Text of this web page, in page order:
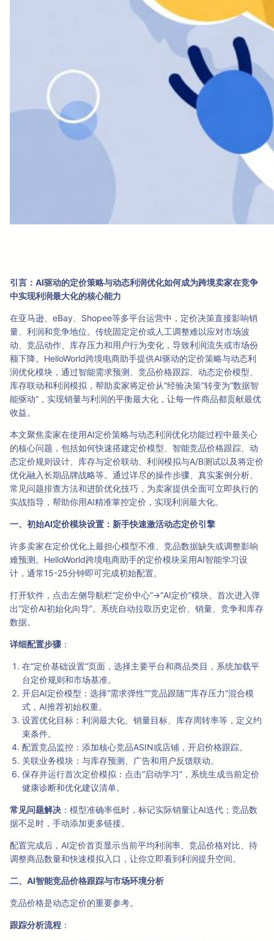
引言：AI驱动的定价策略与动态利润优化如何成为跨境卖家在竞争
中实现利润最大化的核心能力
在亚马逊、eBay、Shopee等多平台运营中，定价决策直接影响销
量、利润和竞争地位。传统固定定价或人工调整难以应对市场波
动、竞品动作、库存压力和用户行为变化，导致利润流失或市场份
额下降。HelloWorld跨境电商助手提供AI驱动的定价策略与动态利
润优化模块，通过智能需求预测、竞品价格跟踪、动态定价模型、
库存联动和利润模拟，帮助卖家将定价从“经验决策”转变为“数据智
能驱动”，实现销量与利润的平衡最大化，让每一件商品都贡献最优
收益。
本文聚焦卖家在使用AI定价策略与动态利润优化功能过程中最关心
的核心问题，包括如何快速搭建定价模型、智能竞品价格跟踪、动
态定价规则设计、库存与定价联动、利润模拟与A/B测试以及将定价
优化融入长期品牌战略等。通过详尽的操作步骤、真实案例分析、
常见问题排查方法和进阶优化技巧，为卖家提供全面可立即执行的
实战指导，帮助你用AI精准掌控定价，实现利润最大化。
一、初始AI定价模块设置：新手快速激活动态定价引擎
许多卖家在定价优化上最担心模型不准、竞品数据缺失或调整影响
难预测。HelloWorld跨境电商助手的定价模块采用AI智能学习设
计，通常15-25分钟即可完成初始配置。
打开软件，点击左侧导航栏“定价中心”→“AI定价”模块。首次进入弹
出“定价AI初始化向导”。系统自动拉取历史定价、销量、竞争和库存
数据。
详细配置步骤 ：
在“定价基础设置”页面，选择主要平台和商品类目，系统加载平
台定价规则和市场基准。
开启AI定价模型：选择“需求弹性”“竞品跟随”“库存压力”混合模
式，AI推荐初始权重。
设置优化目标：利润最大化、销量目标、库存周转率等，定义约
束条件。
配置竞品监控：添加核心竞品ASIN或店铺，开启价格跟踪。
关联业务模块：与库存预测、广告和用户反馈联动。
保存并运行首次定价模拟：点击“启动学习”，系统生成当前定价
健康诊断和优化建议清单。
常见问题解决 ：模型准确率低时，标记实际销量让AI迭代；竞品数
据不足时，手动添加更多链接。
配置完成后，AI定价首页显示当前平均利润率、竞品价格对比、待
调整商品数量和快速模拟入口，让你立即看到利润提升空间。
二、AI智能竞品价格跟踪与市场环境分析
竞品价格是动态定价的重要参考。
跟踪分析流程 ：